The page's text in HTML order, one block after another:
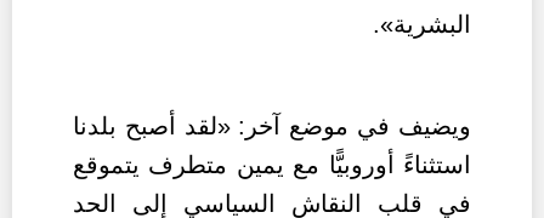
البشرية».
ويضيف في موضع آخر: «لقد أصبح بلدنا
استثناءً أوروبيًّا مع يمين متطرف يتموقع
في قلب النقاش السياسي إلى الحد